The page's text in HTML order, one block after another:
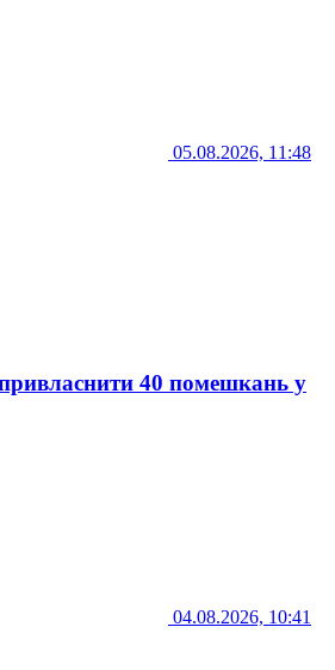
05.08.2026, 11:48
40 помешкань у
04.08.2026, 10:41